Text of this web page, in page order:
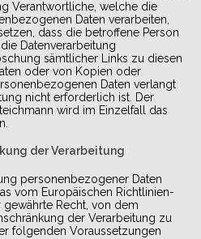
Verantwortliche, welche die
Daten verarbeiten,
dass die betroffene Person
Datenverarbeitung
sämtlicher Links zu diesen
oder von Kopien oder
Daten verlangt
nicht erforderlich ist. Der
wird im Einzelfall das
der Verarbeitung
personenbezogener Daten
vom Europäischen Richtlinien-
Recht, von dem
der Verarbeitung zu
folgenden Voraussetzungen